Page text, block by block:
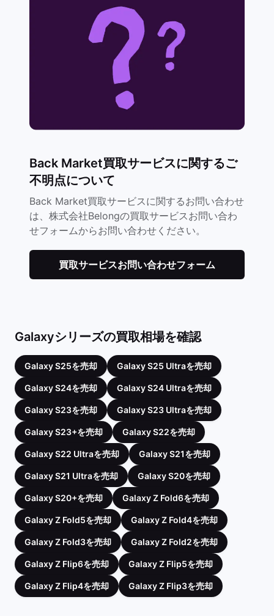
Back Market買取サービスに関するご
不明点について
Back Market買取サービスに関するお問い合わせ
は、株式会社Belongの買取サービスお問い合わ
せフォームからお問い合わせください。
買取サービスお問い合わせフォーム
Galaxyシリーズの買取相場を確認
Galaxy S25を売却 Galaxy S25 Ultraを売却
Galaxy S24を売却 Galaxy S24 Ultraを売却
Galaxy S23を売却 Galaxy S23 Ultraを売却
Galaxy S23+を売却 Galaxy S22を売却
Galaxy S22 Ultraを売却 Galaxy S21を売却
Galaxy S21 Ultraを売却 Galaxy S20を売却
Galaxy S20+を売却 Galaxy Z Fold6を売却
Galaxy Z Fold5を売却 Galaxy Z Fold4を売却
Galaxy Z Fold3を売却 Galaxy Z Fold2を売却
Galaxy Z Flip6を売却 Galaxy Z Flip5を売却
Galaxy Z Flip4を売却 Galaxy Z Flip3を売却